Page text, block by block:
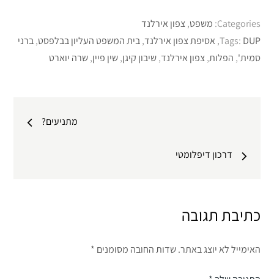
Categories: משפט,צפון אירלנד
Tags: DUP
, אסיפת צפון אירלנד,בית המשפט העליון בבלפסט,ברני
סמית', הפלות,צפון אירלנד,שיבון קיגן,שין פיין,שרה יוארט
מתניעים?
דרכון דיפלומטי
כתיבת תגובה
האימייל לא יוצג באתר. שדות החובה מסומנים *